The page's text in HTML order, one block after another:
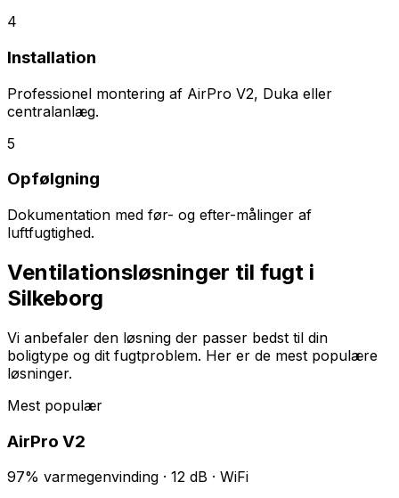
4
Installation
Professionel montering af AirPro V2, Duka eller
centralanlæg.
5
Opfølgning
Dokumentation med før- og efter-målinger af
luftfugtighed.
Ventilationsløsninger til fugt i
Silkeborg
Vi anbefaler den løsning der passer bedst til din
boligtype og dit fugtproblem. Her er de mest populære
løsninger.
Mest populær
AirPro V2
97% varmegenvinding · 12 dB · WiFi